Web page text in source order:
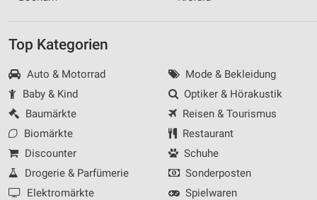
Top Kategorien
Auto & Motorrad
Baby & Kind
Baumärkte
Biomärkte
Discounter
Drogerie & Parfümerie
Elektromärkte
Mode & Bekleidung
Optiker & Hörakustik
Reisen & Tourismus
Restaurant
Schuhe
Sonderposten
Spielwaren